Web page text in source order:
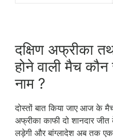
दक्षिण अफ्रीका
होने वाली मैच
नाम ?
दोस्तों बात किया जाए आज के
अफ्रीका काफी दो शानदार
लड़ेगी और बांग्लादेश अब तक एक